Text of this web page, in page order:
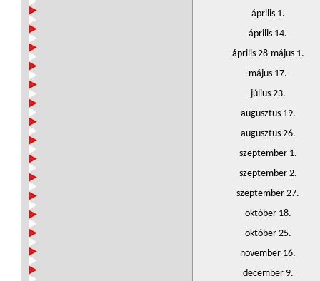
április 1.
április 14.
április 28-május 1.
május 17.
július 23.
augusztus 19.
augusztus 26.
szeptember 1.
szeptember 2.
szeptember 27.
október 18.
október 25.
november 16.
december 9.